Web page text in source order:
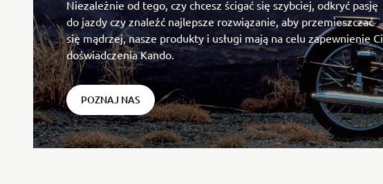
Niezależnie od tego, czy chcesz ścigać się szybciej, odkryć pasję
do jazdy czy znaleźć najlepsze rozwiązanie, aby przemieszczać
się mądrzej, nasze produkty i usługi mają na celu zapewnienie Ci
doświadczenia Kando.
POZNAJ NAS